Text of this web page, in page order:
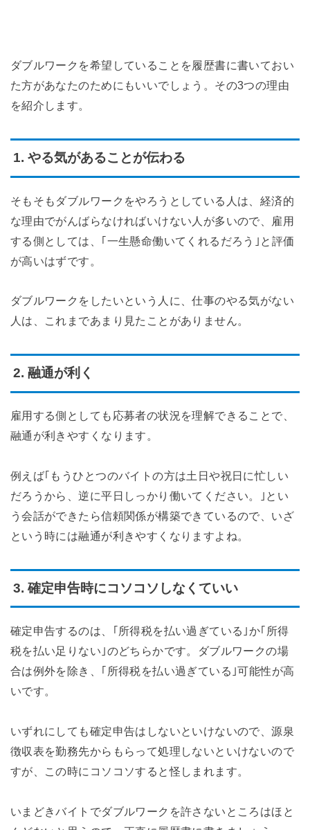
ダブルワークを希望していることを履歴書に書いておい
た方があなたのためにもいいでしょう。その3つの理由
を紹介します。
1. やる気があることが伝わる
そもそもダブルワークをやろうとしている人は、経済的
な理由でがんばらなければいけない人が多いので、雇用
する側としては、｢一生懸命働いてくれるだろう｣と評価
が高いはずです。
ダブルワークをしたいという人に、仕事のやる気がない
人は、これまであまり見たことがありません。
2. 融通が利く
雇用する側としても応募者の状況を理解できることで、
融通が利きやすくなります。
例えば｢もうひとつのバイトの方は土日や祝日に忙しい
だろうから、逆に平日しっかり働いてください。｣とい
う会話ができたら信頼関係が構築できているので、いざ
という時には融通が利きやすくなりますよね。
3. 確定申告時にコソコソしなくていい
確定申告するのは、｢所得税を払い過ぎている｣か｢所得
税を払い足りない｣のどちらかです。ダブルワークの場
合は例外を除き、｢所得税を払い過ぎている｣可能性が高
いです。
いずれにしても確定申告はしないといけないので、源泉
徴収表を勤務先からもらって処理しないといけないので
すが、この時にコソコソすると怪しまれます。
いまどきバイトでダブルワークを許さないところはほと